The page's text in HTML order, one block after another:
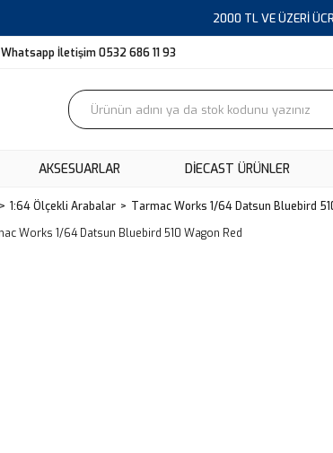
2000 TL VE ÜZERİ
Whatsapp İletişim 0532 686 11 93
AKSESUARLAR DIECAST ÜRÜNLER
1:64 Ölçekli Arabalar Tarmac Works 1/64 Datsun Bluebird